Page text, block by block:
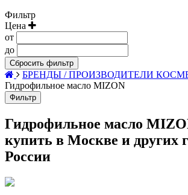
Фильтр
Цена
от
до
Сбросить фильтр
БРЕНДЫ / ПРОИЗВОДИТЕЛИ
Гидрофильное масло MIZON
Фильтр
Гидрофильное масло
купить в Москве и других
России